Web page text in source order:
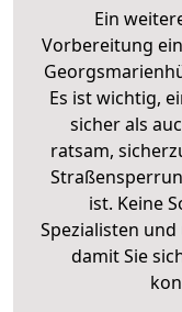
Ein
Vorbereitung
Es ist wichtig,
sicher als
ratsam,
ist. Keine
Spezialisten
damit Sie